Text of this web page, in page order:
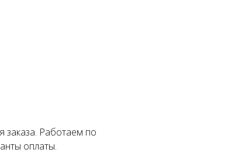
заказа. Работаем по
оплаты.